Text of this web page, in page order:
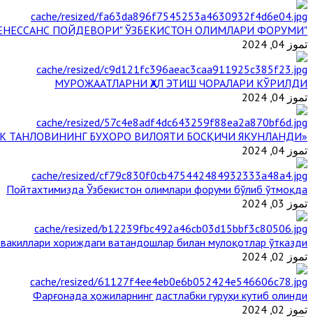
"БУЮК АЖДОДЛАР МЕРОСИ – III РЕНЕССАНС ПОЙДЕВОРИ" ЎЗБЕКИСТОН ОЛИМЛАРИ ФОРУМИ
تموز 04, 2024
МУРОЖААТЛАРНИ ҲАЛ ЭТИШ ЧОРАЛАРИ КЎРИЛДИ
تموز 04, 2024
«ЙИЛ ИМОМИ – 2024» КЎРИК ТАНЛОВИНИНГ БУХОРО ВИЛОЯТИ БОСҚИЧИ ЯКУНЛАНДИ
تموز 04, 2024
Пойтахтимизда Ўзбекистон олимлари форуми бўлиб ўтмоқда
تموز 03, 2024
хориждаги ватандошлар билан мулоқотлар ўтказди
تموز 02, 2024
Фарғонада ҳожиларнинг дастлабки гуруҳи кутиб олинди
تموز 02, 2024